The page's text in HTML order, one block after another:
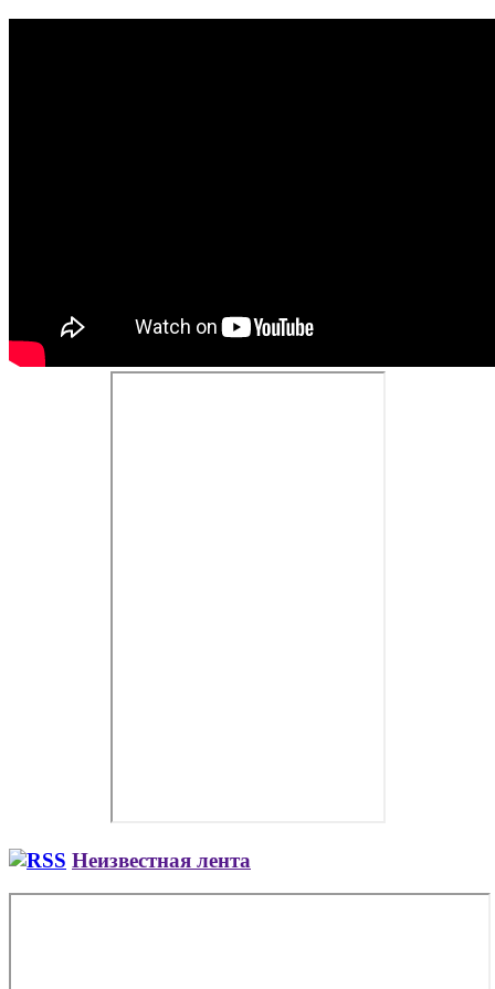
Неизвестная лента